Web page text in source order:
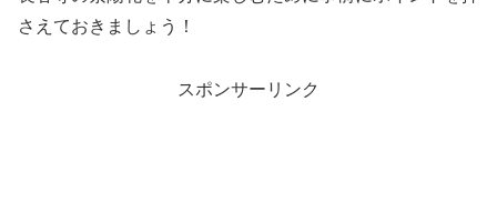
さえておきましょう！
スポンサーリンク